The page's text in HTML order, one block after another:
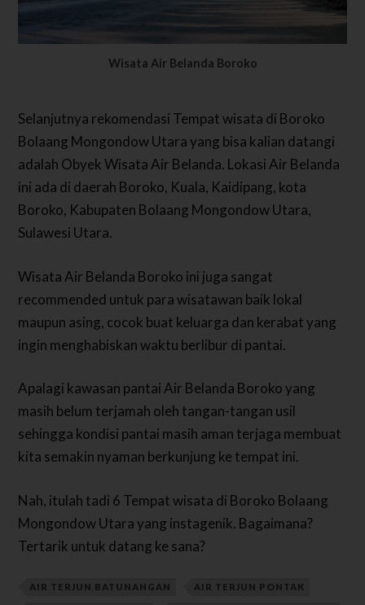
Wisata Air Belanda Boroko
Selanjutnya rekomendasi Tempat wisata di Boroko
Bolaang Mongondow Utara yang bisa kalian datangi
adalah Obyek Wisata Air Belanda. Lokasi Air Belanda
ini ada di daerah Boroko, Kuala, Kaidipang, kota
Boroko, Kabupaten Bolaang Mongondow Utara,
Sulawesi Utara.
Wisata Air Belanda Boroko ini juga sangat
recommended untuk para wisatawan baik lokal
maupun asing, cocok buat keluarga dan kerabat yang
ingin menghabiskan waktu berlibur di pantai.
Apalagi kawasan pantai Air Belanda Boroko yang
masih belum terjamah oleh tangan-tangan usil
sehingga kondisi pantai masih aman terjaga membuat
kita semakin nyaman berkunjung ke tempat ini.
Nah, itulah tadi 6 Tempat wisata di Boroko Bolaang
Mongondow Utara yang instagenik. Bagaimana?
Tertarik untuk datang ke sana?
AIR TERJUN BATUNANGAN AIR TERJUN PONTAK